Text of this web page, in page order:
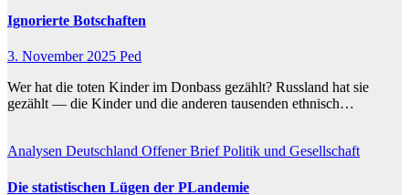
Ignorierte Botschaften
3. November 2025 Ped
Wer hat die toten Kinder im Donbass gezählt? Russland hat sie
gezählt — die Kinder und die anderen tausenden ethnisch…
Analysen Deutschland Offener BriefPolitik und Gesellschaft
Die statistischen Lügen der PLandemie